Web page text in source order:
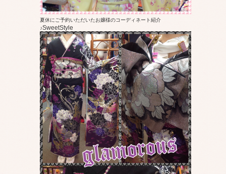
夏休にご予約いただいたお嬢様のコーディネート紹介
♪SweetStyle